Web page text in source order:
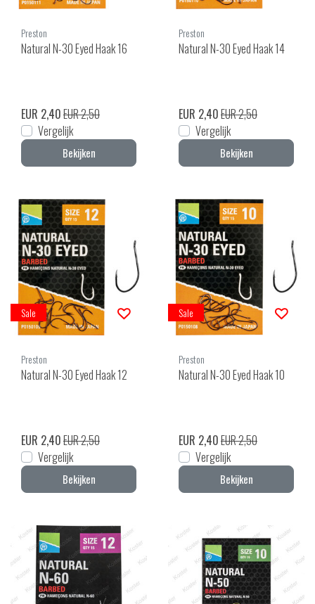
Preston
Natural N-30 Eyed Haak 16
EUR 2,40EUR 2,50
Vergelijk
Bekijken
Preston
Natural N-30 Eyed Haak 14
EUR 2,40EUR 2,50
Vergelijk
Bekijken
Sale
Preston
Natural N-30 Eyed Haak 12
EUR 2,40EUR 2,50
Vergelijk
Bekijken
Sale
Preston
Natural N-30 Eyed Haak 10
EUR 2,40EUR 2,50
Vergelijk
Bekijken